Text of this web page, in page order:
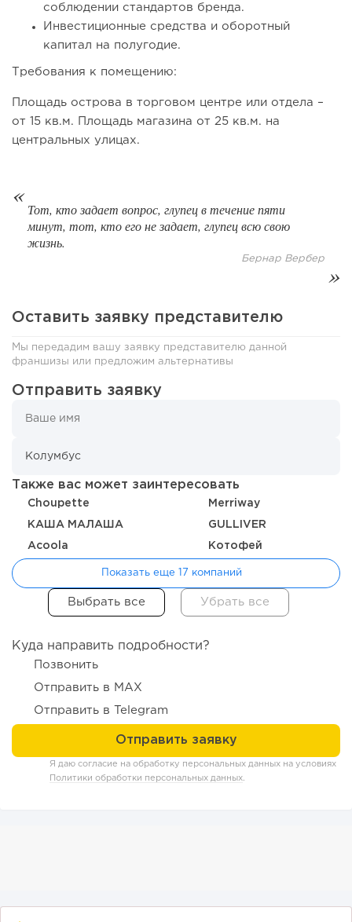
100
От стартапа за 30 тысяч рублей до бизнеса стоимостью
Отзыв SSL-сертификатов у банков: как это влияет на
160
«Прибыль 20 млн в год, а я ездил на метро»: куда в
интернет-магазине...
соблюдении стандартов бренда.
Инвестиционные средства и оборотный
капитал на полугодие.
Требования к помещению:
Площадь острова в торговом центре или отдела –
от 15 кв.м. Площадь магазина от 25 кв.м. на
центральных улицах.
Тот, кто задает вопрос, глупец в течение пяти
минут, тот, кто его не задает, глупец всю свою
жизнь.
Бернар Вербер
Оставить заявку представителю
Мы передадим вашу заявку представителю данной
франшизы или предложим альтернативы
Отправить заявку
Также вас может заинтересовать
Choupette Merriway
КАША МАЛАША GULLIVER
Acoola Котофей
Показать еще 17 компаний
Куда направить подробности?
Позвонить
Отправить в MAX
Отправить в Telegram
Я даю согласие на обработку персональных данных на условиях
Политики обработки персональных данных.